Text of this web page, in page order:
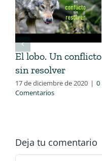
El lobo. Un conflicto
sin resolver
17 de diciembre de 2020 | 0
Comentarios
Deja tu comentario